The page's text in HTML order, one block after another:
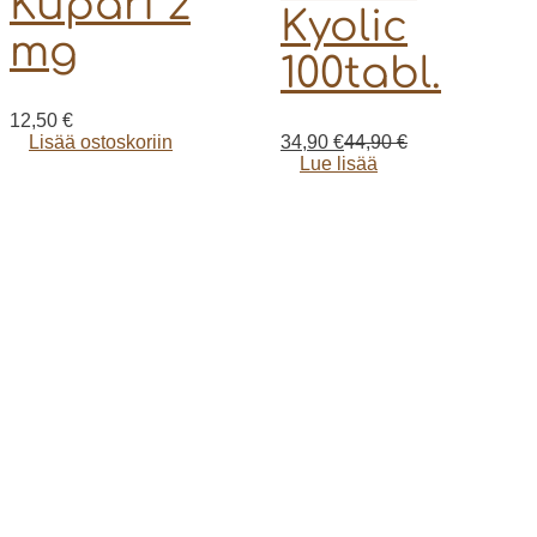
mg
12,50 €
Lisää ostoskoriin
Kyolic
100tabl.
44,90€
Alkuperäinen
34,90 €
Nykyinen
Lue lisää